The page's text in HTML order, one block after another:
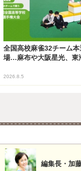
全国高校麻雀32チーム本
場…麻布や大阪星光、東
2026.8.5
編集長・加